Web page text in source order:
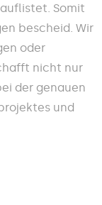
Somit
bescheid. Wir
oder
nicht nur
der genauen
und